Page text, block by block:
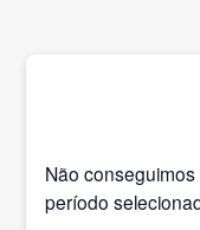
Não
período